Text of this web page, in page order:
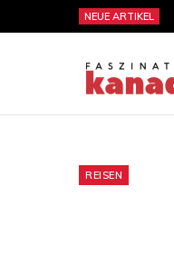
NEUE ARTIKEL
REISEN